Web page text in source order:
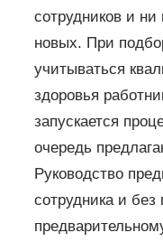
сотрудников и
новых. При
учитываться
здоровья
запускается
очередь
Руководство
сотрудника и